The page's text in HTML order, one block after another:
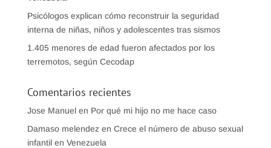
Psicólogos explican cómo reconstruir la seguridad
interna de niñas, niños y adolescentes tras sismos
1.405 menores de edad fueron afectados por los
terremotos, según Cecodap
Comentarios recientes
Jose Manuelen Por qué mi hijo no me hace caso
Damaso melendez en Crece el número de abuso sexual
infantil en Venezuela